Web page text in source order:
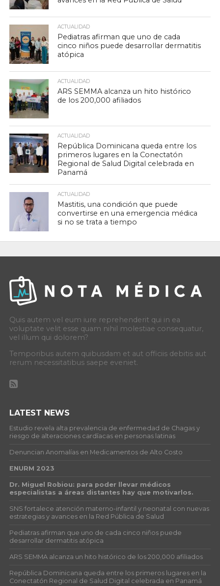
ACTUALIDAD
Pediatras afirman que uno de cada
cinco niños puede desarrollar dermatitis
atópica
ACTUALIDAD
ARS SEMMA alcanza un hito histórico
de los 200,000 afiliados
ACTUALIDAD
República Dominicana queda entre los
primeros lugares en la Conectatón
Regional de Salud Digital celebrada en
Panamá
ACTUALIDAD
Mastitis, una condición que puede
convertirse en una emergencia médica
si no se trata a tiempo
Quis autem vel eum iure reprehenderit qui in ea
voluptate velit esse quam nihil molestiae consequatur,
vel illum qui dolorem?
Temporibus autem quibusdam et aut officiis debitis aut
rerum necessitatibus saepe eveniet.
LATEST NEWS
Estudio revela alta prevalencia de enfermedad de Chagas y
riesgo de alteraciones cardíacas en personas latinas
Denuncian Anomalías en Medicamentos de Alto Costo
ENURM 2023
Dr. Miguel Robiou: para poder llevar médicos
especialistas a áreas distantes hay que motivarlos.
SNS fortalece atención materno-infantil y neonatal con nuevas
estrategias y avances en la Red Pública de Salud
Pediatras afirman que uno de cada cinco niños puede
desarrollar dermatitis atópica
ARS SEMMA alcanza un hito histórico de los 200,000 afiliados
República Dominicana queda entre los primeros lugares en la
Conectatón Regional de Salud Digital celebrada en Panamá